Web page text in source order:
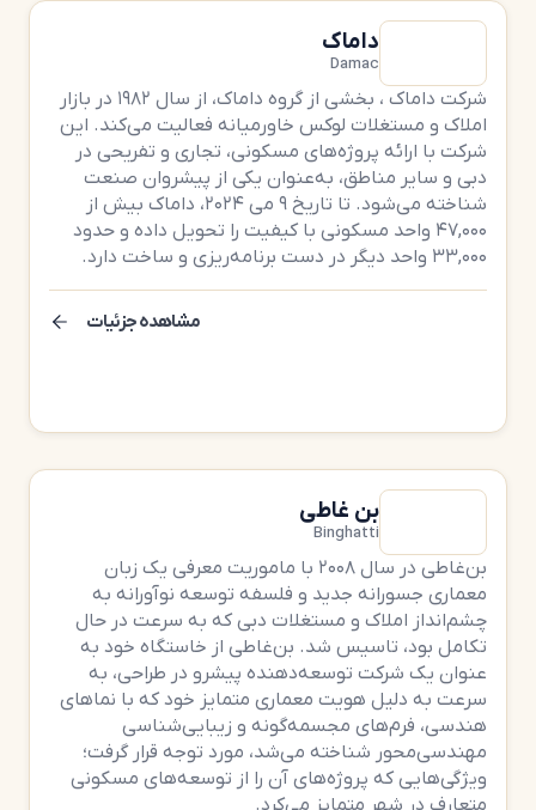
داماک
Damac
شرکت داماک ، بخشی از گروه داماک، از سال ۱۹۸۲ در بازار
املاک و مستغلات لوکس خاورمیانه فعالیت می‌کند. این
شرکت با ارائه پروژه‌های مسکونی، تجاری و تفریحی در
دبی و سایر مناطق، به‌عنوان یکی از پیشروان صنعت
شناخته می‌شود. تا تاریخ ۹ می ۲۰۲۴، داماک بیش از
۴۷,۰۰۰ واحد مسکونی با کیفیت را تحویل داده و حدود
۳۳,۰۰۰ واحد دیگر در دست برنامه‌ریزی و ساخت دارد.
مشاهده جزئیات
بن غاطی
Binghatti
بن‌غاطی در سال ۲۰۰۸ با ماموریت معرفی یک زبان
معماری جسورانه جدید و فلسفه توسعه نوآورانه به
چشم‌انداز املاک و مستغلات دبی که به سرعت در حال
تکامل بود، تاسیس شد. بن‌غاطی از خاستگاه خود به
عنوان یک شرکت توسعه‌دهنده پیشرو در طراحی، به
سرعت به دلیل هویت معماری متمایز خود که با نماهای
هندسی، فرم‌های مجسمه‌گونه و زیبایی‌شناسی
مهندسی‌محور شناخته می‌شد، مورد توجه قرار گرفت؛
ویژگی‌هایی که پروژه‌های آن را از توسعه‌های مسکونی